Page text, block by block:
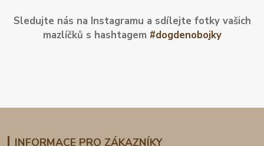
Sledujte nás na Instagramu a sdílejte fotky vašich
mazlíčků s hashtagem #dogdenobojky
INFORMACE PRO ZÁKAZNÍKY